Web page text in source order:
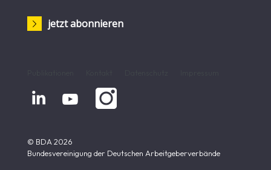
jetzt abonnieren
 
© BDA 2026
Bundesvereinigung der Deutschen Arbeitgeberverbände